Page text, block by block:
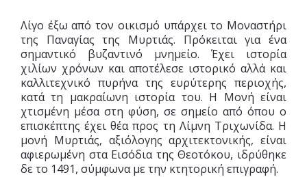
Λίγο έξω από τον οικισμό υπάρχει το Μοναστήρι
της Παναγίας της Μυρτιάς. Πρόκειται για ένα
σημαντικό βυζαντινό μνημείο. Έχει ιστορία
χιλίων χρόνων και αποτέλεσε ιστορικό αλλά και
καλλιτεχνικό πυρήνα της ευρύτερης περιοχής,
κατά τη μακραίωνη ιστορία του. Η Μονή είναι
χτισμένη μέσα στη φύση, σε σημείο από όπου ο
επισκέπτης έχει θέα προς τη Λίμνη Τριχωνίδα. H
μονή Μυρτιάς, αξιόλογης αρχιτεκτονικής, είναι
αφιερωμένη στα Eισόδια της Θεοτόκου, ιδρύθηκε
δε το 1491, σύμφωνα με την κτητορική επιγραφή.